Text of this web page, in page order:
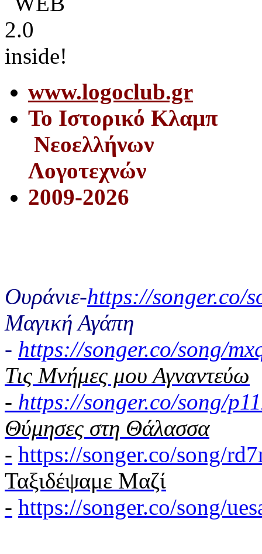
www.logoclub.gr
Το Iστορικό Κλαμπ
Νεοελλήνων
Λογοτεχνών
2009-2026
Ουράνιε-https://songer.co/
Μαγική Αγάπη
- https://songer.co/song/
Τις Μνήμες μου Αγναντεύω
- https://songer.co/song/
Θύμησες στη Θάλασσα
- https://songer.co/song/
Ταξιδέψαμε Μαζί
- https://songer.co/song/